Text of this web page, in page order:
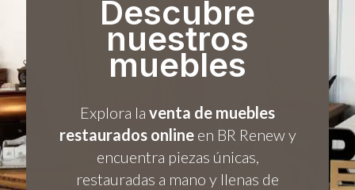
Descubre
nuestros
muebles
Explora la venta de muebles
restaurados onlineen BR Renew y
encuentra piezas únicas,
restauradas a mano y llenas de